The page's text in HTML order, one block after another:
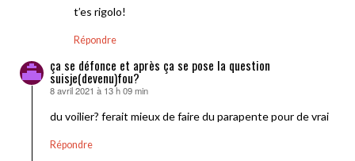
t’es rigolo!
Répondre
ça se défonce et après ça se pose la question
suisje(devenu)fou?
dit :
8 avril 2021 à 13 h 09 min
du voilier? ferait mieux de faire du parapente pour de vrai
Répondre